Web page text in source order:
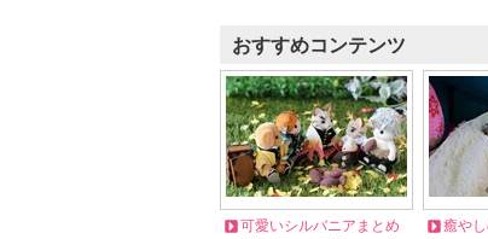
おすすめコンテンツ
可愛いシルバニアまとめ 癒や